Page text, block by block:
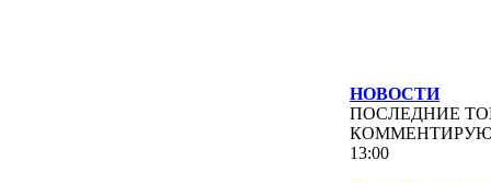
НОВОСТИ
ПОСЛЕДНИЕ
13:00